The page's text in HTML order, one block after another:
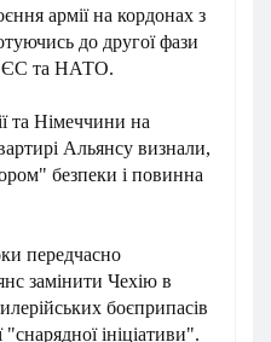
армії на кордонах з
до другої фази
ЄС та НАТО.
та Німеччини на
Альянсу визнали,
безпеки і повинна
передчасно
замінити Чехію в
боєприпасів
ініціативи".